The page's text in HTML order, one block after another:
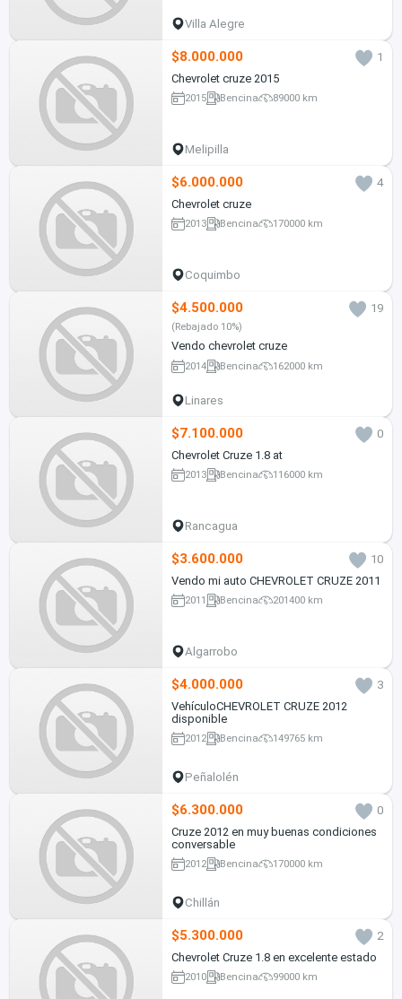
Villa Alegre
$8.000.000
1
Chevrolet cruze 2015
2015 Bencina 89000 km
Melipilla
$6.000.000
4
Chevrolet cruze
2013 Bencina 170000 km
Coquimbo
$4.500.000 19
(Rebajado 10%)
Vendo chevrolet cruze
2014 Bencina 162000 km
Linares
$7.100.000
0
Chevrolet Cruze 1.8 at
2013 Bencina 116000 km
Rancagua
$3.600.000
10
Vendo mi auto CHEVROLET CRUZE 2011
2011 Bencina 201400 km
Algarrobo
$4.000.000
3
VehículoCHEVROLET CRUZE 2012
disponible
2012 Bencina 149765 km
Peñalolén
$6.300.000
0
Cruze 2012 en muy buenas condiciones
conversable
2012 Bencina 170000 km
Chillán
$5.300.000
2
Chevrolet Cruze 1.8 en excelente estado
2010 Bencina 99000 km